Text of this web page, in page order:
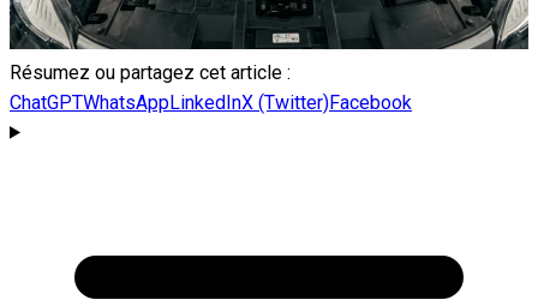
Résumez ou partagez cet article :
ChatGPTWhatsAppLinkedInX (Twitter)Facebook